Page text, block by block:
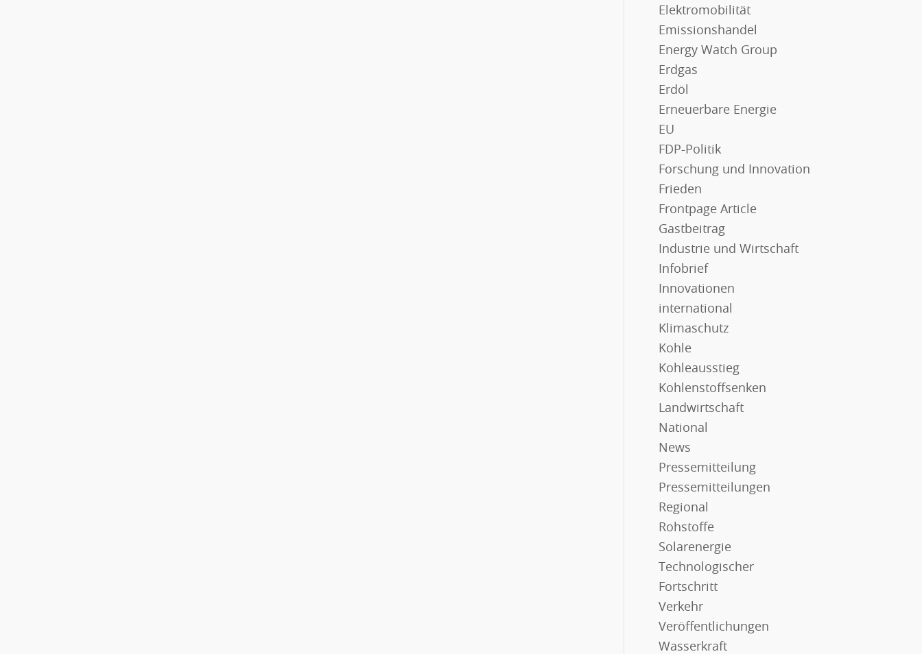
Elektromobilität
Emissionshandel
Energy Watch Group
Erdgas
Erdöl
Erneuerbare Energie
EU
FDP-Politik
Forschung und Innovation
Frieden
Frontpage Article
Gastbeitrag
Industrie und Wirtschaft
Infobrief
Innovationen
international
Klimaschutz
Kohle
Kohleausstieg
Kohlenstoffsenken
Landwirtschaft
National
News
Pressemitteilung
Pressemitteilungen
Regional
Rohstoffe
Solarenergie
Technologischer
Fortschritt
Verkehr
Veröffentlichungen
Wasserkraft